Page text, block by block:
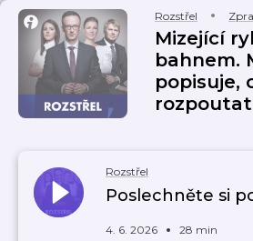
Rozstřel
Mizející
bahnem.
popisuje,
Rozstřel
Poslechněte si
4. 6. 2026 28 min